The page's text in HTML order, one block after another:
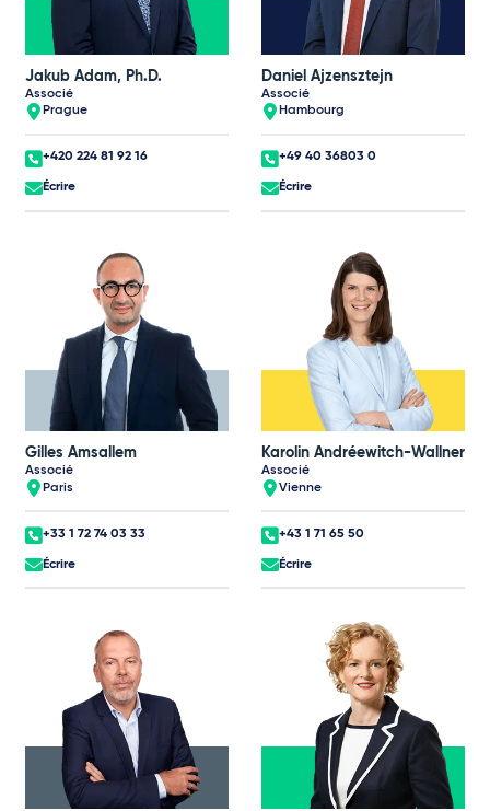
Jakub Adam, Ph.D.
Associé
Prague
+420 224 81 92 16
Écrire
Daniel Ajzensztejn
Associé
Hambourg
+49 40 36803 0
Écrire
Gilles Amsallem
Associé
Paris
+33 1 72 74 03 33
Écrire
Karolin Andréewitch-Wallner
Associé
Vienne
+43 1 71 65 50
Écrire